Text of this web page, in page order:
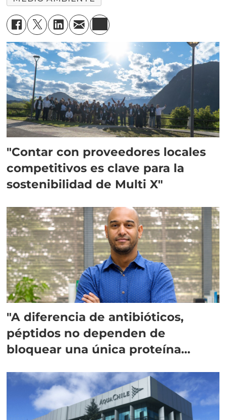
"Contar con proveedores locales
competitivos es clave para la
sostenibilidad de Multi X"
"A diferencia de antibióticos,
péptidos no dependen de
bloquear una única proteína